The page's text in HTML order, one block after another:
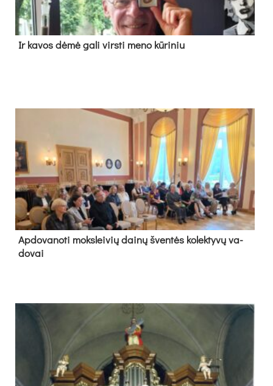
Ir ka­vos dė­mė ga­li virs­ti me­no kū­ri­niu
Ap­do­va­no­ti moks­lei­vių dai­nų šven­tės ko­lek­ty­vų va­
do­vai